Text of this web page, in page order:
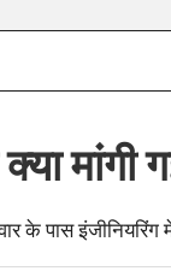
मांगी
के पास इंजीनियरिंग